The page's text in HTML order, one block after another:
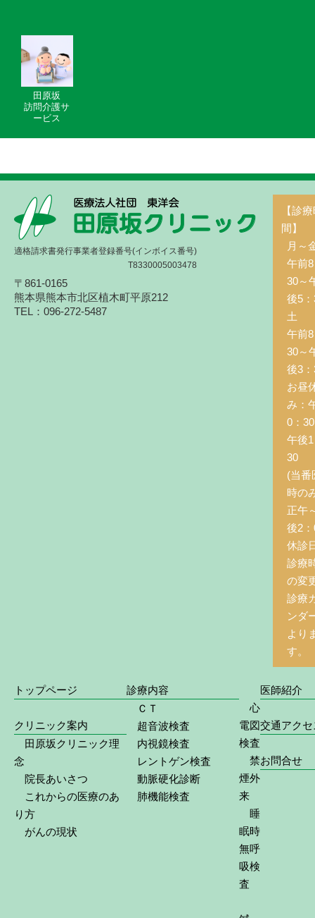
田原坂
訪問介護サ
ービス
適格請求書発行事業者登録番号(インボイス番号)
T8330005003478
〒861-0165
熊本県熊本市北区植木町平原212
TEL：096-272-5487
【診
間】
月～
午前
30～
後5
土
午前
30～
後3
お昼
み：
0：
午後
30
(当番
時の
正午
後2
休診
診療
の変
診療
ンダ
より
す。
トップページ
クリニック案内
田原坂クリニック理
念
院長あいさつ
これからの医療のあ
り方
がんの現状
診療内容
ＣＴ
超音波検査
内視鏡検査
レントゲン検査
動脈硬化診断
肺機能検査
心
電図
検査
禁
煙外
来
睡
眠時
無呼
吸検
査
医師紹介
交通アクセ
お問合せ